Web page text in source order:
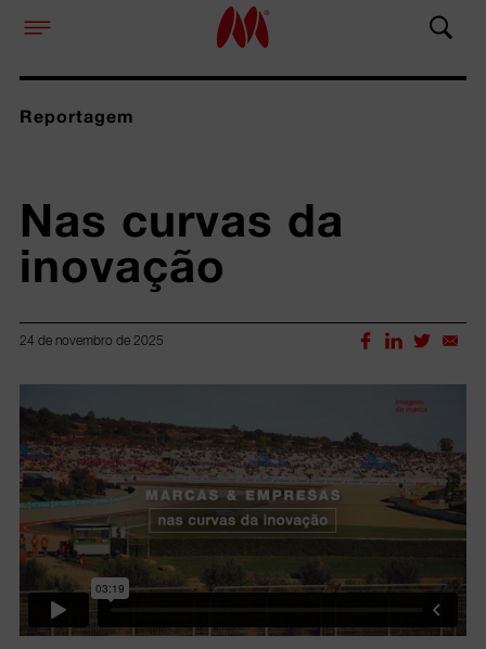
Reportagem
Nas curvas da
inovação
24 de novembro de 2025
Lorem ipsum dolor sit amet, consectetur adipiscing elit.